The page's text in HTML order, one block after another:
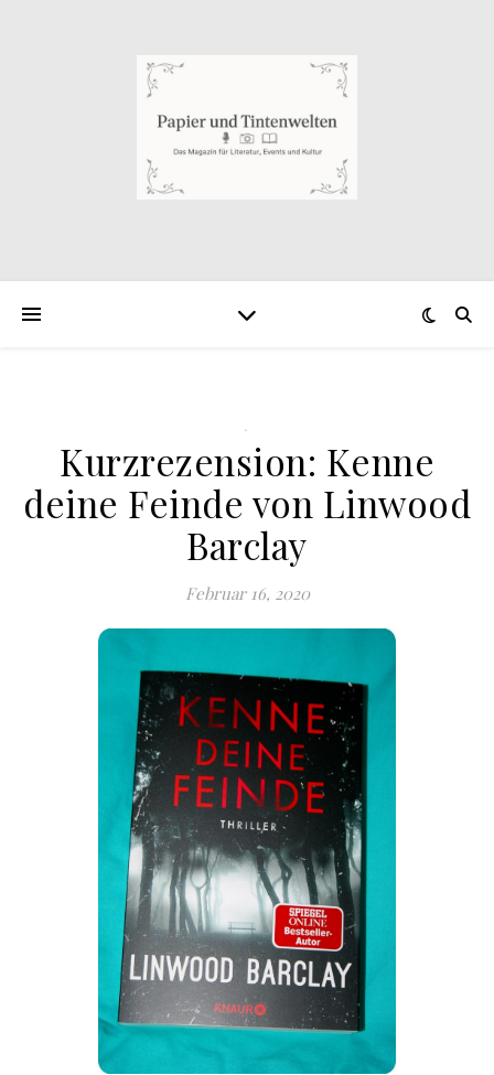
.
Kurzrezension: Kenne
deine Feinde von Linwood
Barclay
Februar 16, 2020